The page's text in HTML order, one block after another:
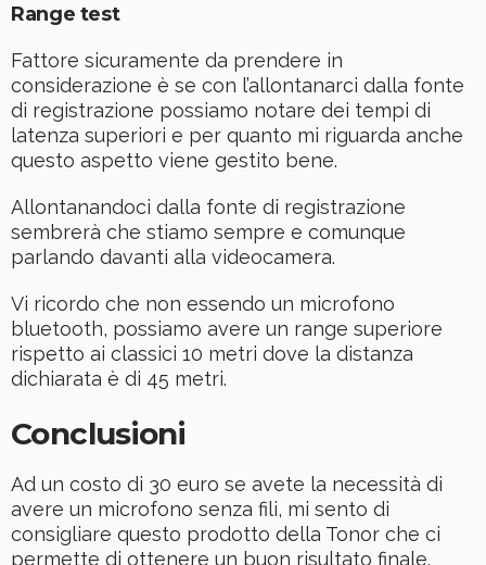
Range test
Fattore sicuramente da prendere in
considerazione è se con l’allontanarci dalla fonte
di registrazione possiamo notare dei tempi di
latenza superiori e per quanto mi riguarda anche
questo aspetto viene gestito bene.
Allontanandoci dalla fonte di registrazione
sembrerà che stiamo sempre e comunque
parlando davanti alla videocamera.
Vi ricordo che non essendo un microfono
bluetooth, possiamo avere un range superiore
rispetto ai classici 10 metri dove la distanza
dichiarata è di 45 metri.
Conclusioni
Ad un costo di 30 euro se avete la necessità di
avere un microfono senza fili, mi sento di
consigliare questo prodotto della Tonor che ci
permette di ottenere un buon risultato finale.